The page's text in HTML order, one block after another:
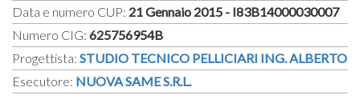
Data e numero CUP: 21 Gennaio 2015 - I83B14000030007
Numero CIG: 625756954B
Progettista: STUDIO TECNICO PELLICIARI ING. ALBERTO
Esecutore: NUOVA SAME S.R.L.